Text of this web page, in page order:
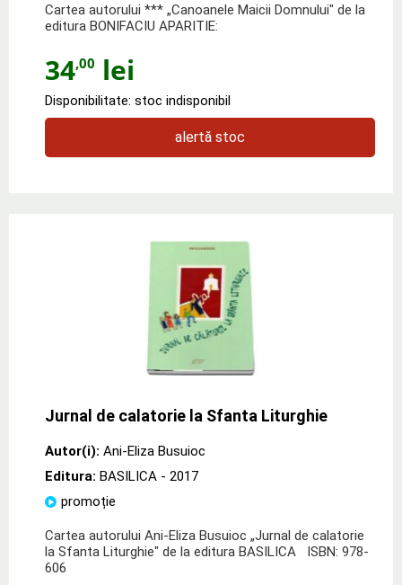
Cartea autorului *** „Canoanele Maicii Domnului" de la
editura BONIFACIU APARITIE:
34,00 lei
Disponibilitate: stoc indisponibil
alertă stoc
Jurnal de calatorie la Sfanta Liturghie
Autor(i): Ani-Eliza Busuioc
Editura: BASILICA - 2017
promoție
Cartea autorului Ani-Eliza Busuioc „Jurnal de calatorie
la Sfanta Liturghie" de la editura BASILICA ISBN: 978-
606